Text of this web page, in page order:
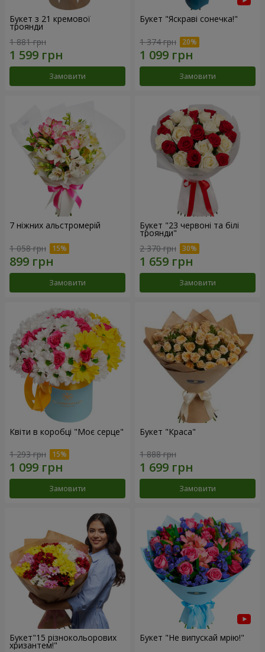
Букет з 21 кремової
троянди
1 881 грн
Замовити
Букет "Яскраві сонечка!"
1 374 грн
Замовити
7 ніжних альстромерій
1 058 грн
Замовити
Букет "23 червоні та білі
троянди"
2 370 грн
Замовити
Квіти в коробці "Моє серце"
1 293 грн
Замовити
Букет "Краса"
1 888 грн
Замовити
Букет"15 різнокольорових
хризантем!"
Букет "Не випускай мрію!"